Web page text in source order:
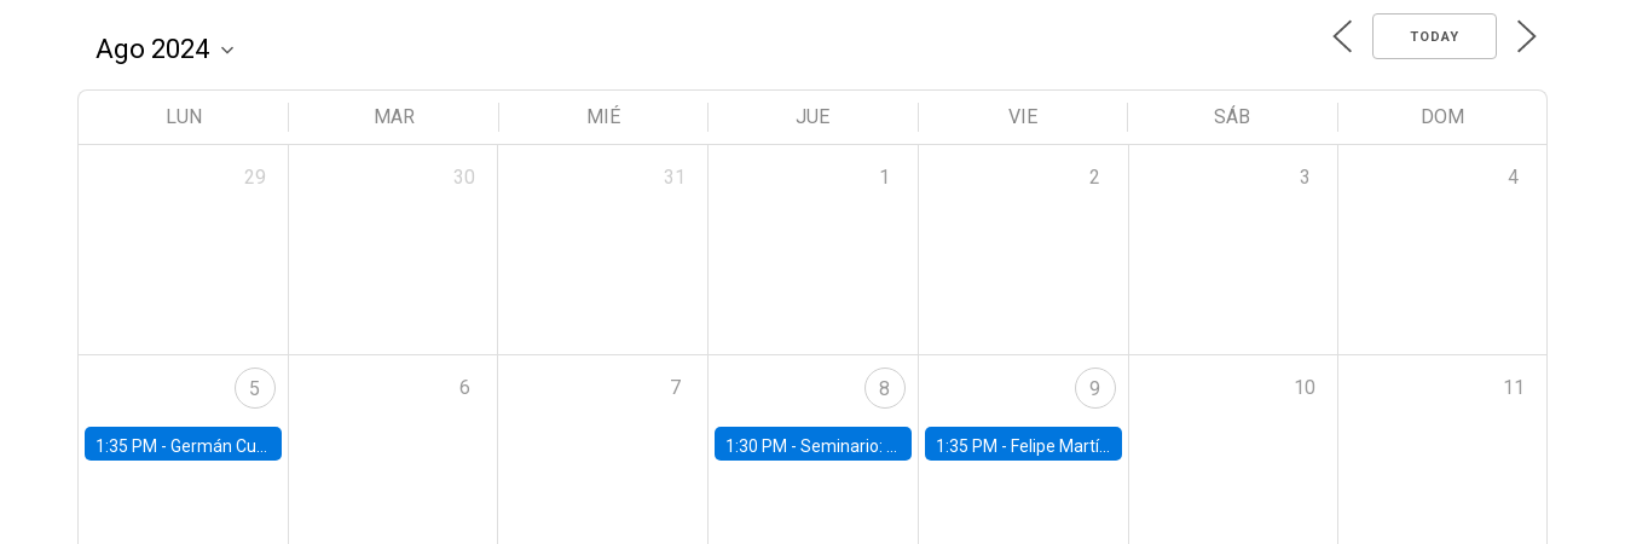
TODAY
LUN MAR MIÉ JUE VIE SÁB DOM
29 30 31 1 2 3 4
5
1:35 PM - Germán Cubas, University of Houston
6 7 8
1:30 PM -Seminario: “Recuperando la humanidad para progresar en la era de la IA»
9
1:35 PM - Felipe Martínez, alumno Doctorado en Economía UC
10 11